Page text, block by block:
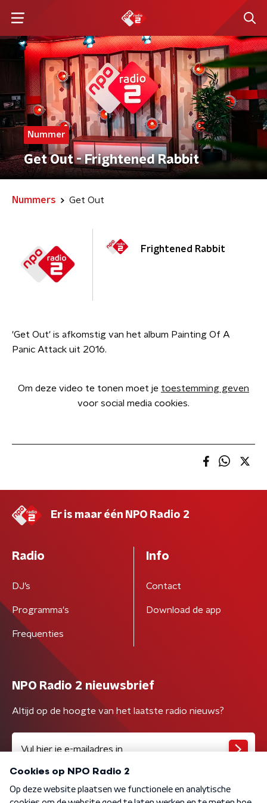
Nummer
Get Out - Frightened Rabbit
Nummers Get Out
Frightened Rabbit
'Get Out' is afkomstig van het album Painting Of A
Panic Attack uit 2016.
Om deze video te tonen moet je toestemming geven
voor social media cookies.
Er is maar één NPO Radio 2
Radio
DJ’s
Programma's
Frequenties
Info
Contact
Download de app
NPO Radio 2 nieuwsbrief
Altijd op de hoogte van het laatste radio nieuws?